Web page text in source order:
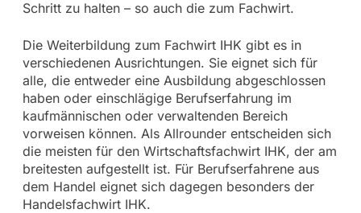
Schritt zu halten – so auch die zum Fachwirt.
Die Weiterbildung zum Fachwirt IHK gibt es in
verschiedenen Ausrichtungen. Sie eignet sich für
alle, die entweder eine Ausbildung abgeschlossen
haben oder einschlägige Berufserfahrung im
kaufmännischen oder verwaltenden Bereich
vorweisen können. Als Allrounder entscheiden sich
die meisten für den Wirtschaftsfachwirt IHK, der am
breitesten aufgestellt ist. Für Berufserfahrene aus
dem Handel eignet sich dagegen besonders der
Handelsfachwirt IHK.